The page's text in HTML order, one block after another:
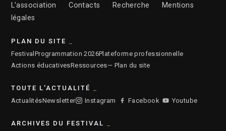
L’association
Contacts Recherche
Mentions
légales
PLAN DU SITE
FestivalProgrammation 2026Plateforme professionnelle
Actions éducativesRessources— Plan du site
TOUTE L'ACTUALITÉ
ActualitésNewsletter Instagram Facebook Youtube
ARCHIVES DU FESTIVAL